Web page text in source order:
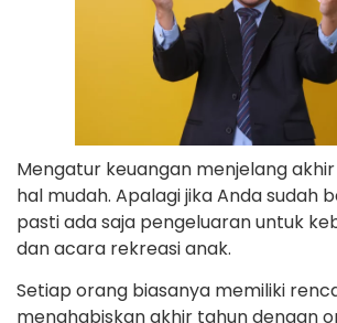
Mengatur keuangan menjelang
hal mudah. Apalagi jika Anda sudah
pasti ada saja pengeluaran untuk
dan acara rekreasi anak.
Setiap orang biasanya memiliki
menghabiskan akhir tahun dengan